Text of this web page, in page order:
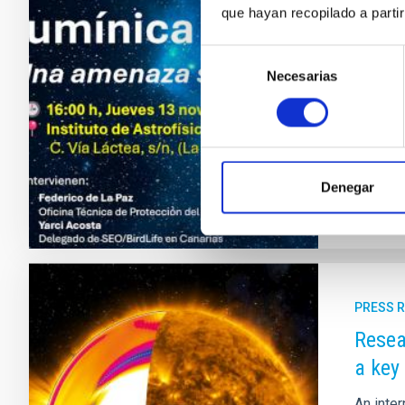
que hayan recopilado a
de
consentimiento
Necesarias
Denegar
la
PRESS
a